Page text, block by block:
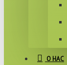
О НАС